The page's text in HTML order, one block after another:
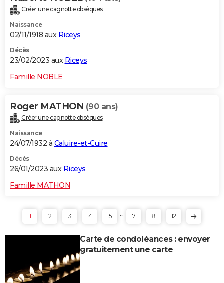
Créer une cagnotte obsèques
Naissance
02/11/1918 aux Riceys
Décès
23/02/2023 aux Riceys
Famille NOBLE
Roger MATHON (90 ans)
Créer une cagnotte obsèques
Naissance
24/07/1932 à Caluire-et-Cuire
Décès
26/01/2023 aux Riceys
Famille MATHON
1 2 3 4 5 ... 7 8 12
Carte de condoléances : envoyer
gratuitement une carte